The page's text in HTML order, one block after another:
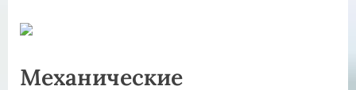
Механические